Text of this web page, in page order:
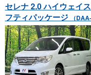
セレナ 2.0 ハイウェイ
フティパッケージ
（